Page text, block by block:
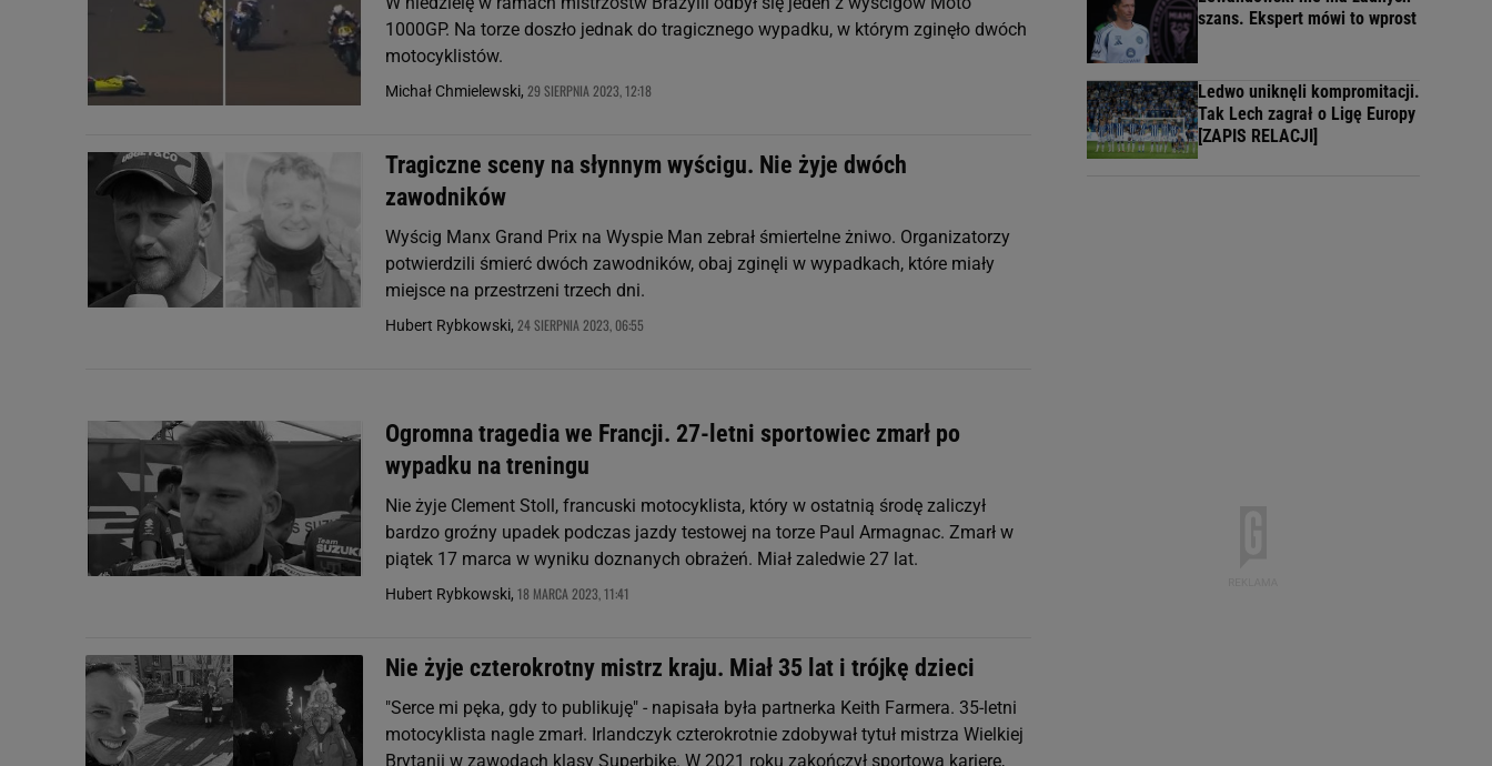
1000GP. Na torze doszło jednak do tragicznego wypadku, w którym zginęło dwóch
motocyklistów.
Michał Chmielewski, 29 SIERPNIA 2023, 12:18
Tragiczne sceny na słynnym wyścigu. Nie żyje dwóch
zawodników
Wyścig Manx Grand Prix na Wyspie Man zebrał śmiertelne żniwo. Organizatorzy
potwierdzili śmierć dwóch zawodników, obaj zginęli w wypadkach, które miały
miejsce na przestrzeni trzech dni.
Hubert Rybkowski, 24 SIERPNIA 2023, 06:55
Ogromna tragedia we Francji. 27-letni sportowiec zmarł po
wypadku na treningu
Nie żyje Clement Stoll, francuski motocyklista, który w ostatnią środę zaliczył
bardzo groźny upadek podczas jazdy testowej na torze Paul Armagnac. Zmarł w
piątek 17 marca w wyniku doznanych obrażeń. Miał zaledwie 27 lat.
Hubert Rybkowski, 18 MARCA 2023, 11:41
Nie żyje czterokrotny mistrz kraju. Miał 35 lat i trójkę dzieci
"Serce mi pęka, gdy to publikuję" - napisała była partnerka Keith Farmera. 35-letni
motocyklista nagle zmarł. Irlandczyk czterokrotnie zdobywał tytuł mistrza Wielkiej
Brytanii w zawodach klasy Superbike. W 2021 roku zakończył sportową karierę,
szans. Ekspert mówi to wprost
Ledwo uniknęli kompromitacji.
Tak Lech zagrał o Ligę Europy
[ZAPIS RELACJI]